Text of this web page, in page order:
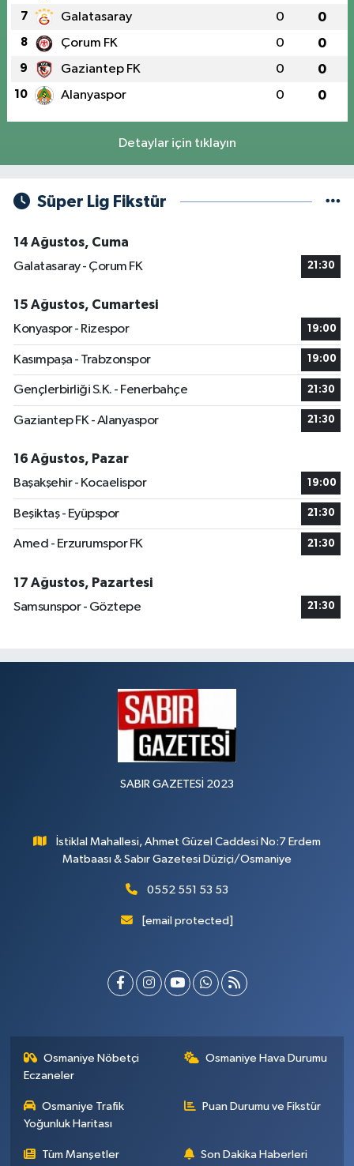
7 Galatasaray 0 0
8 Çorum FK 0 0
9 Gaziantep FK 0 0
10 Alanyaspor 0 0
Detaylar için tıklayın
Süper Lig Fikstür
14 Ağustos, Cuma
Galatasaray - Çorum FK
21:30
15 Ağustos, Cumartesi
Konyaspor - Rizespor
19:00
Kasımpaşa - Trabzonspor 19:00
Gençlerbirliği S.K. - Fenerbahçe 21:30
Gaziantep FK - Alanyaspor 21:30
16 Ağustos, Pazar
Başakşehir - Kocaelispor
19:00
Beşiktaş - Eyüpspor 21:30
Amed - Erzurumspor FK 21:30
17 Ağustos, Pazartesi
Samsunspor - Göztepe
21:30
SABIR GAZETESİ 2023
İstiklal Mahallesi, Ahmet Güzel Caddesi No:7 Erdem
Matbaası & Sabır Gazetesi Düziçi/Osmaniye
0552 551 53 53
[email protected]
Osmaniye Nöbetçi
Eczaneler
Osmaniye Hava Durumu
Osmaniye Trafik
Yoğunluk Haritası
Puan Durumu ve Fikstür
Tüm Manşetler Son Dakika Haberleri